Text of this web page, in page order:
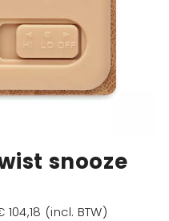
snooze
104,18 (incl. BTW)